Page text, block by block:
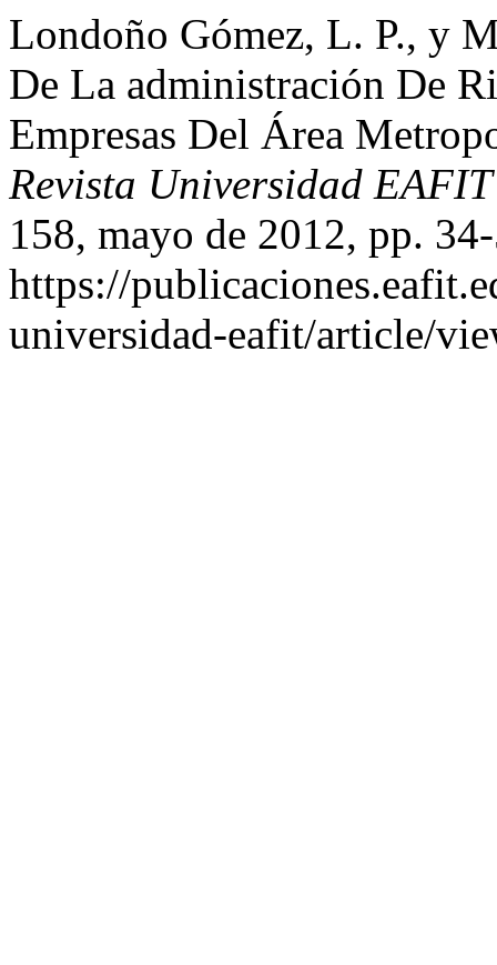
Londoño Gómez, L. P., y
De La administración De
Empresas Del Área
Revista Universidad
158, mayo de 2012, pp.
https://
universidad-eafit/article/